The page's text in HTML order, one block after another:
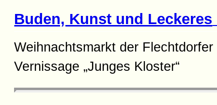
Buden, Kunst und Leckeres
Weihnachtsmarkt der Flechtdorfer
Vernissage „Junges Kloster“